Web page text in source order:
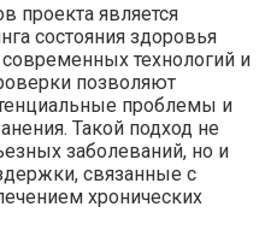
проекта является
состояния здоровья
технологий и
позволяют
проблемы и
Такой подход не
заболеваний, но и
связанные с
хронических